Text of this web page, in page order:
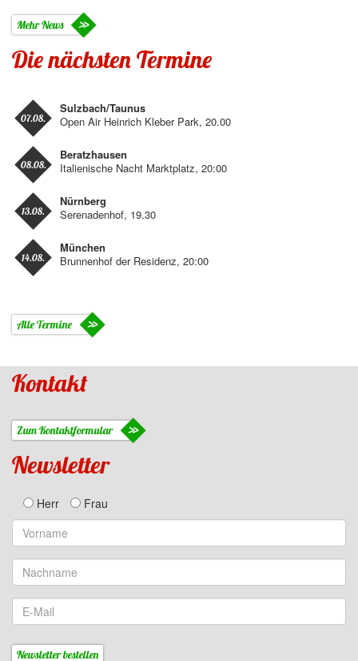
Mehr News
Die nächsten Termine
Sulzbach/Taunus
Open Air Heinrich Kleber Park, 20.00
07.08.
Beratzhausen
Italienische Nacht Marktplatz, 20:00
08.08.
Nürnberg
Serenadenhof, 19.30
13.08.
München
Brunnenhof der Residenz, 20:00
14.08.
Alle Termine
Kontakt
Zum Kontaktformular
Newsletter
Herr Frau